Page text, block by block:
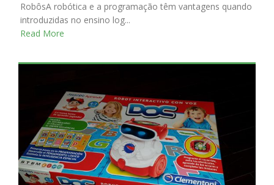
RobôsA robótica e a programação têm vantagens quando
introduzidas no ensino log...
Read More